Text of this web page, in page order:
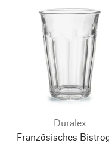
Duralex
Französisches